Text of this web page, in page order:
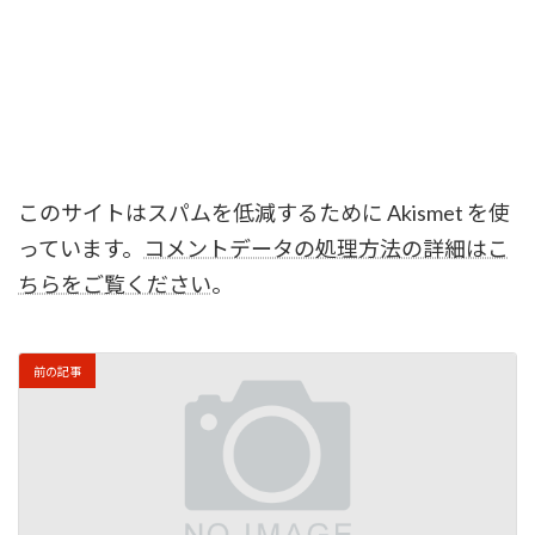
このサイトはスパムを低減するために Akismet を使
っています。
コメントデータの処理方法の詳細はこ
ちらをご覧ください。
前の記事